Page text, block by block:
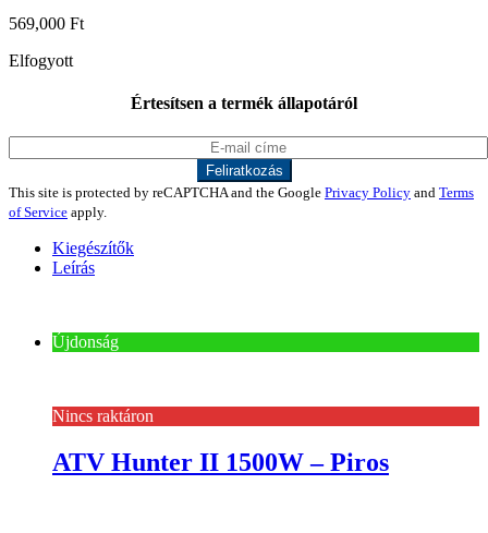
569,000 Ft
Elfogyott
Értesítsen a termék állapotáról
This site is protected by reCAPTCHA and the Google Privacy Policy and Terms
of Service apply.
Kiegészítők
Leírás
Újdonság
Nincs raktáron
ATV Hunter II 1500W – Piros